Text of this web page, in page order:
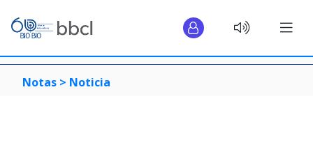
Notas > Noticia